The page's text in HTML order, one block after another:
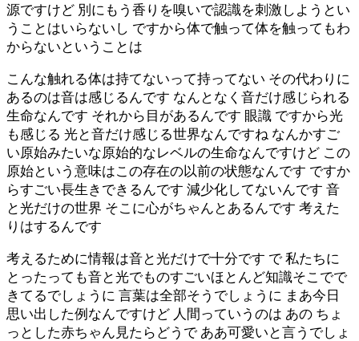
源ですけど 別にもう香りを嗅いで認識を刺激しようとい
うことはいらないし ですから体で触って体を触ってもわ
からないということは
こんな触れる体は持てないって持ってない その代わりに
あるのは音は感じるんです なんとなく音だけ感じられる
生命なんです それから目があるんです 眼識 ですから光
も感じる 光と音だけ感じる世界なんですね なんかすご
い原始みたいな原始的なレベルの生命なんですけど この
原始という意味はこの存在の以前の状態なんです ですか
らすごい長生きできるんです 減少化してないんです 音
と光だけの世界 そこに心がちゃんとあるんです 考えた
りはするんです
考えるために情報は音と光だけで十分です で 私たちに
とったっても音と光でものすごいほとんど知識そこでで
きてるでしょうに 言葉は全部そうでしょうに まあ今日
思い出した例なんですけど 人間っていうのは あの ちょ
っとした赤ちゃん見たらどうで ああ可愛いと言うでしょ